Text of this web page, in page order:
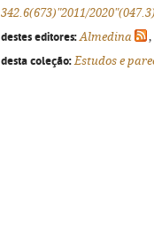
342.6(673)"2011/
destes editores: Almedina ,
desta coleção: Estudos e